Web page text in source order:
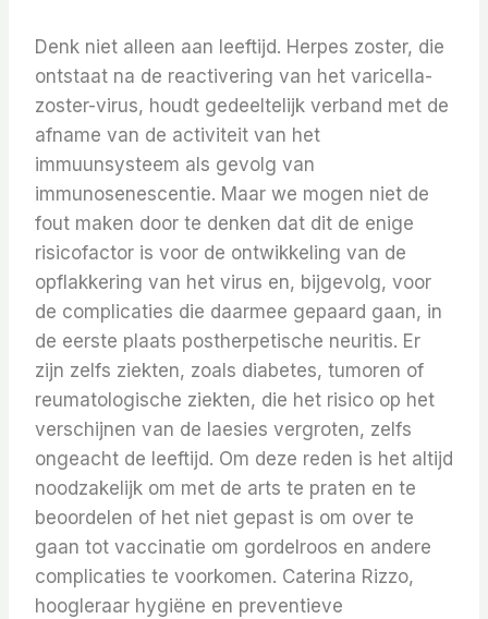
Denk niet alleen aan leeftijd. Herpes zoster, die
ontstaat na de reactivering van het varicella-
zoster-virus, houdt gedeeltelijk verband met de
afname van de activiteit van het
immuunsysteem als gevolg van
immunosenescentie. Maar we mogen niet de
fout maken door te denken dat dit de enige
risicofactor is voor de ontwikkeling van de
opflakkering van het virus en, bijgevolg, voor
de complicaties die daarmee gepaard gaan, in
de eerste plaats postherpetische neuritis. Er
zijn zelfs ziekten, zoals diabetes, tumoren of
reumatologische ziekten, die het risico op het
verschijnen van de laesies vergroten, zelfs
ongeacht de leeftijd. Om deze reden is het altijd
noodzakelijk om met de arts te praten en te
beoordelen of het niet gepast is om over te
gaan tot vaccinatie om gordelroos en andere
complicaties te voorkomen. Caterina Rizzo,
hoogleraar hygiëne en preventieve